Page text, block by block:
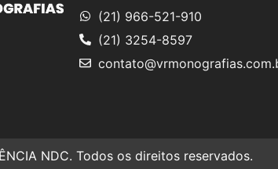
(21) 966-521-910
(21) 3254-8597
NDC. Todos os direitos reservados.